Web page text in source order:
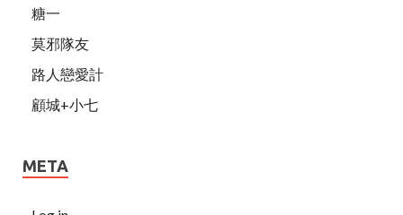
糖一
莫邪隊友
路人戀愛計
顧城+小七
META